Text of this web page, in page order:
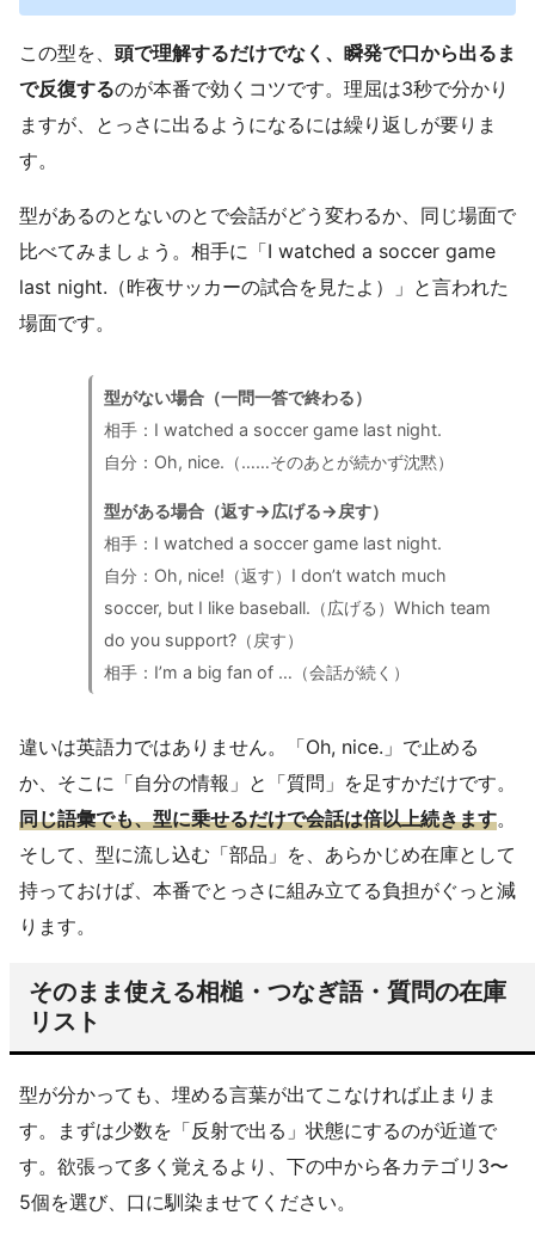
この型を、 頭で理解するだけでなく、瞬発で口から出るま
で反復するのが本番で効くコツです。理屈は3秒で分かり
ますが、とっさに出るようになるには繰り返しが要りま
す。
型があるのとないのとで会話がどう変わるか、同じ場面で
比べてみましょう。相手に「I watched a soccer game
last night.（昨夜サッカーの試合を見たよ）」と言われた
場面です。
型がない場合（一問一答で終わる）
相手：I watched a soccer game last night.
自分：Oh, nice.（……そのあとが続かず沈黙）
型がある場合（返す→広げる→戻す）
相手：I watched a soccer game last night.
自分：Oh, nice!（返す）I don’t watch much
soccer, but I like baseball.（広げる）Which team
do you support?（戻す）
相手：I’m a big fan of …（会話が続く）
違いは英語力ではありません。「Oh, nice.」で止める
か、そこに「自分の情報」と「質問」を足すかだけです。
同じ語彙でも、型に乗せるだけで会話は倍以上続きます。
そして、型に流し込む「部品」を、あらかじめ在庫として
持っておけば、本番でとっさに組み立てる負担がぐっと減
ります。
そのまま使える相槌・つなぎ語・質問の在庫
リスト
型が分かっても、埋める言葉が出てこなければ止まりま
す。まずは少数を「反射で出る」状態にするのが近道で
す。欲張って多く覚えるより、下の中から各カテゴリ3〜
5個を選び、口に馴染ませてください。